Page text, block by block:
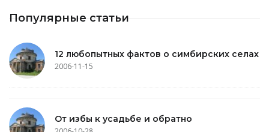
Популярные статьи
12 любопытных фактов о симбирских селах
2006-11-15
От избы к усадьбе и обратно